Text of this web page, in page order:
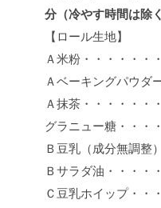
分（冷やす時間は除く
【ロール生地】
Ａ米粉・・・・・・
Ａベーキングパウダ
Ａ抹茶・・・・・・
グラニュー糖・・・
Ｂ豆乳（成分無調整
Ｂサラダ油・・・・
Ｃ豆乳ホイップ・・